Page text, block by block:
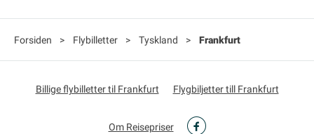
Forsiden > Flybilletter > Tyskland > Frankfurt
Billige flybilletter til Frankfurt Flygbiljetter till Frankfurt
Om Reisepriser